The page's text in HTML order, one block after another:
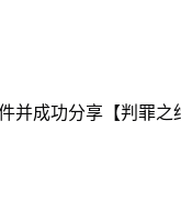
并成功分享【判罪之